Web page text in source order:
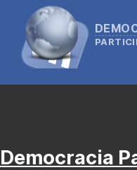
Democracia